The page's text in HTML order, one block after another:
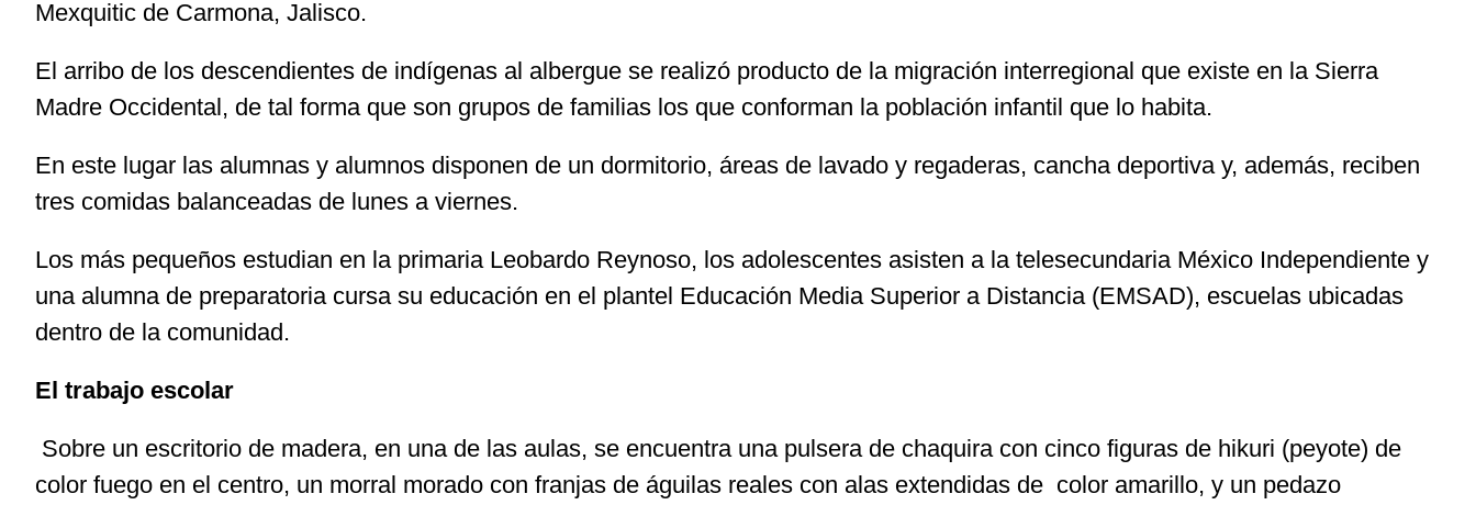
Mexquitic de Carmona, Jalisco.
El arribo de los descendientes de indígenas al albergue se realizó producto de la migración interregional que existe en la Sierra
Madre Occidental, de tal forma que son grupos de familias los que conforman la población infantil que lo habita.
En este lugar las alumnas y alumnos disponen de un dormitorio, áreas de lavado y regaderas, cancha deportiva y, además, reciben
tres comidas balanceadas de lunes a viernes.
Los más pequeños estudian en la primaria Leobardo Reynoso, los adolescentes asisten a la telesecundaria México Independiente y
una alumna de preparatoria cursa su educación en el plantel Educación Media Superior a Distancia (EMSAD), escuelas ubicadas
dentro de la comunidad.
El trabajo escolar
Sobre un escritorio de madera, en una de las aulas, se encuentra una pulsera de chaquira con cinco figuras de hikuri (peyote) de
color fuego en el centro, un morral morado con franjas de águilas reales con alas extendidas de color amarillo, y un pedazo